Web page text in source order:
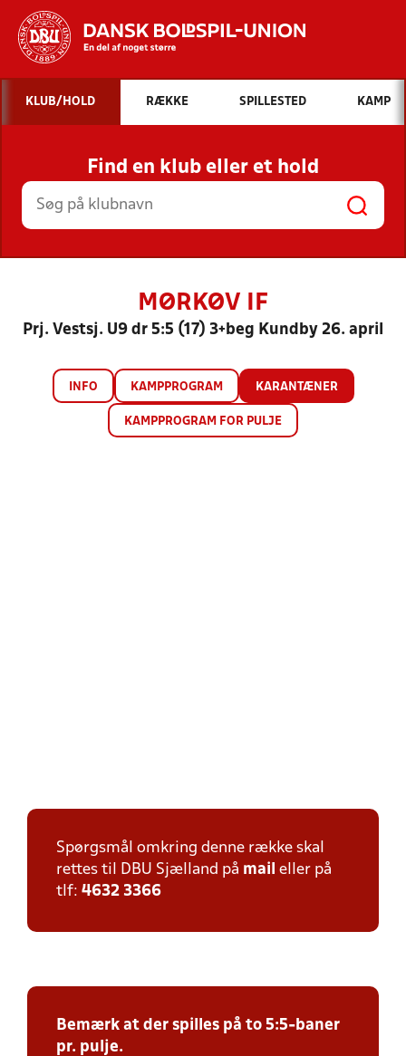
Hvad vil du søge efter?
INDHOLD OG NYHEDER
STILLINGER, RESULTATER, KLUBBER OG
HOLD
KLUB/HOLD RÆKKE SPILLESTED KAMP
Find en klub eller et hold
MØRKØV IF
Prj. Vestsj. U9 dr 5:5 (17) 3+beg Kundby 26. april
INFO KAMPPROGRAM KARANTÆNER
KAMPPROGRAM FOR PULJE
Spørgsmål omkring denne række skal
rettes til DBU Sjælland på mail eller på
tlf: 4632 3366
Bemærk at der spilles på to 5:5-baner
pr. pulje.